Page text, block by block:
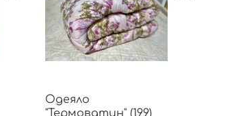
Одеяло
"Термоватин" (199)